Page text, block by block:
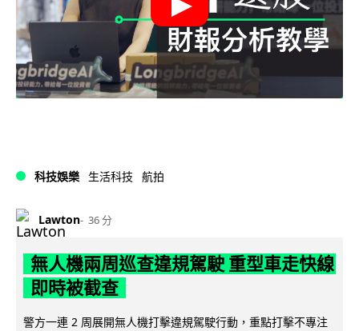
科技娛樂 生活科技 航拍
Lawton 36 分
無人機兩周巡查違規駕駛 重型車走快線
即時被截查
警方一連 2 周展開無人機打擊違規駕駛行動，重點打擊不專注